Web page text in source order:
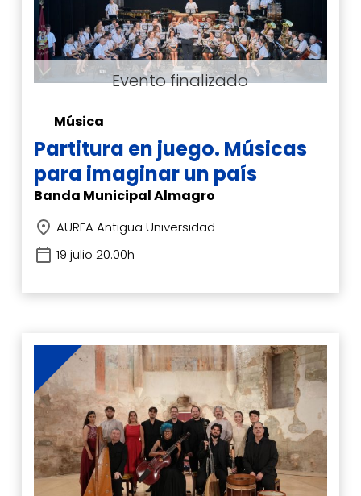
Música
Partitura en juego. Músicas
para imaginar un país
Banda Municipal Almagro
AUREA Antigua Universidad
19 julio 20.00h